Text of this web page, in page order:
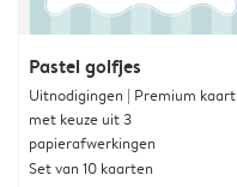
Pastel golfjes
Uitnodigingen | Premium kaart
met keuze uit 3
papierafwerkingen
Set van 10 kaarten